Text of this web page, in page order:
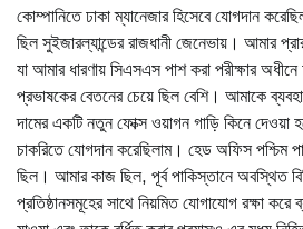
কোম্পানিতে ঢাকা ম্যানেজার হিসেবে যোগদান
ছিল সুইজারল্যান্ডের রাজধানী জেনেভায়। আমার
যা আমার ধারণায় সিএসএস পাশ করা পরীক্ষার অধীনে
প্রভাষকের বেতনের চেয়ে ছিল বেশি। আমাকে
দামের একটি নতুন ফোক্স ওয়াগন গাড়ি কিনে
চাকরিতে যোগদান করেছিলাম। হেড অফিস পশ্চিম
ছিল। আমার কাজ ছিল, পূর্ব পাকিস্তানে অবস্থিত
প্রতিষ্ঠানসমূহের সাথে নিয়মিত যোগাযোগ রক্ষা করে